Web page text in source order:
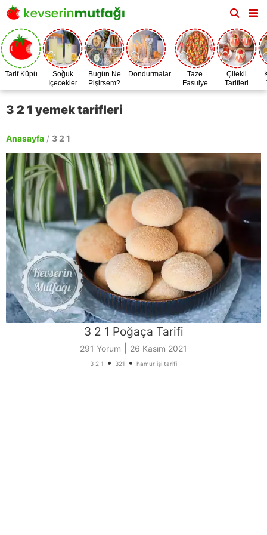
Tarif Küpü
Soğuk
İçecekler
Bugün Ne
Pişirsem?
Dondurmalar
Taze
Fasulye
Zamanı
Çilekli
Tarifleri
3 2 1 yemek tarifleri
Anasayfa / 3 2 1
3 2 1 Poğaça Tarifi
291 Yorum 26 Kasım 2021
3 2 1 • 321 • hamur işi tarifi